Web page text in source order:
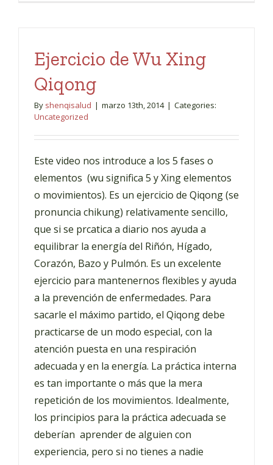
Ejercicio de Wu Xing
Qiqong
By shenqisalud | marzo 13th, 2014 | Categories:
Uncategorized
Este video nos introduce a los 5 fases o
elementos (wu significa 5 y Xing elementos
o movimientos). Es un ejercicio de Qiqong (se
pronuncia chikung) relativamente sencillo,
que si se prcatica a diario nos ayuda a
equilibrar la energía del Riñón, Hígado,
Corazón, Bazo y Pulmón. Es un excelente
ejercicio para mantenernos flexibles y ayuda
a la prevención de enfermedades. Para
sacarle el máximo partido, el Qiqong debe
practicarse de un modo especial, con la
atención puesta en una respiración
adecuada y en la energía. La práctica interna
es tan importante o más que la mera
repetición de los movimientos. Idealmente,
los principios para la práctica adecuada se
deberían aprender de alguien con
experiencia, pero si no tienes a nadie